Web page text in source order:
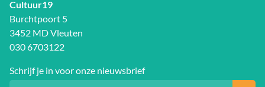
Cultuur19
Burchtpoort 5
3452 MD Vleuten
030 6703122
Schrijf je in voor onze nieuwsbrief